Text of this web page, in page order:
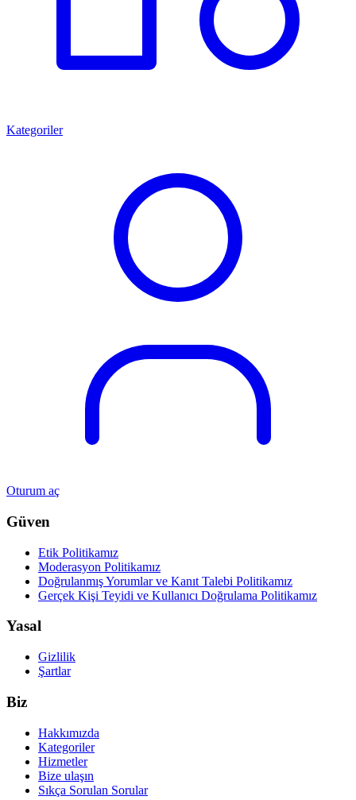
Kategoriler
Oturum aç
Güven
Etik Politikamız
Moderasyon Politikamız
Doğrulanmış Yorumlar ve Kanıt Talebi Politikamız
Gerçek Kişi Teyidi ve Kullanıcı Doğrulama Politikamız
Yasal
Gizlilik
Şartlar
Biz
Hakkımızda
Kategoriler
Hizmetler
Bize ulaşın
Sıkça Sorulan Sorular